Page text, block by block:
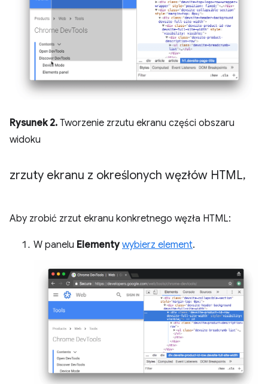
Rysunek 2. Tworzenie zrzutu ekranu części obszaru
widoku
zrzuty ekranu z określonych węzłów HTML,
Aby zrobić zrzut ekranu konkretnego węzła HTML:
W panelu Elementy wybierz element.